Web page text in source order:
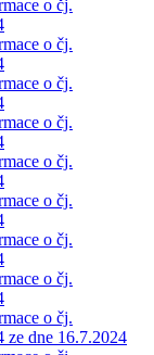
o čj.
o čj.
o čj.
o čj.
o čj.
o čj.
o čj.
o čj.
o čj.
ze dne 16.7.2024